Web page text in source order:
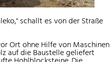
schallt es von der Straße
Ort ohne Hilfe von Maschinen
auf die Baustelle geliefert